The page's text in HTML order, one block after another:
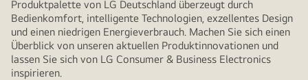
Produktpalette von LG Deutschland überzeugt durch
Bedienkomfort, intelligente Technologien, exzellentes Design
und einen niedrigen Energieverbrauch. Machen Sie sich einen
Überblick von unseren aktuellen Produktinnovationen und
lassen Sie sich von LG Consumer & Business Electronics
inspirieren.